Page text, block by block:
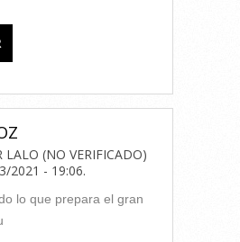
LALO (NO VERIFICADO)
2021 - 19:06.
lo que prepara el gran